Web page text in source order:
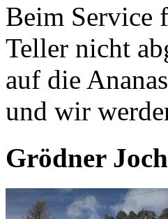
Beim Service
Teller nicht
auf die
und wir
Grödner Joch